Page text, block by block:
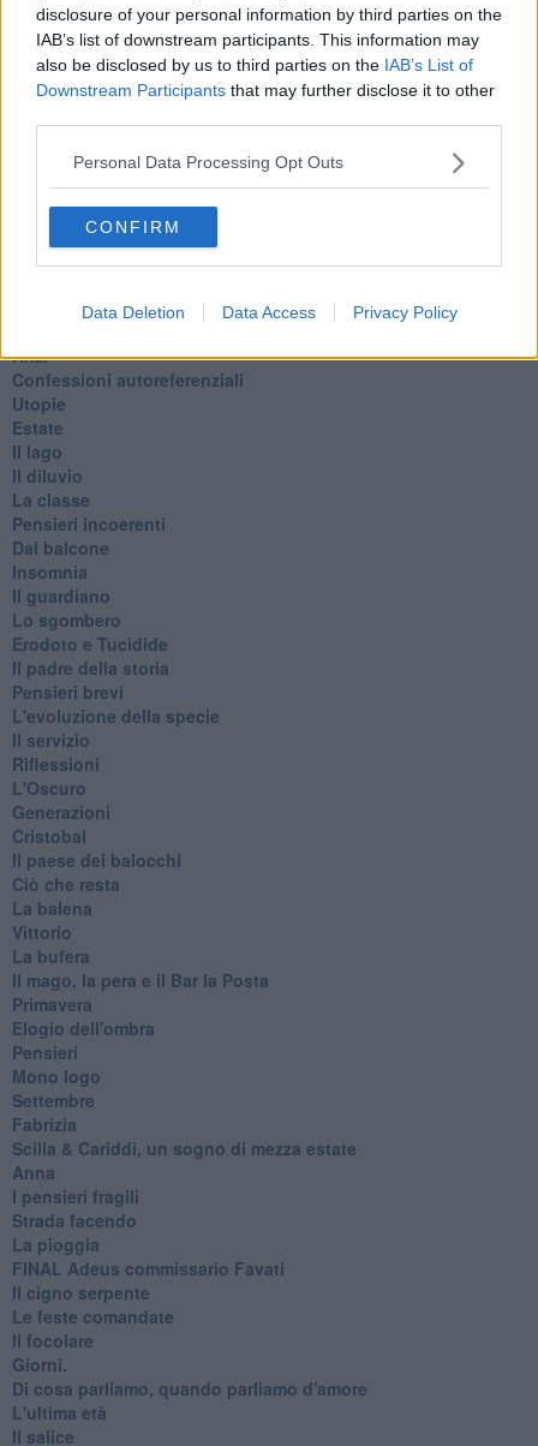
disclosure of your personal information by third parties on the
IAB’s list of downstream participants. This information may
also be disclosed by us to third parties on the IAB’s List of
Downstream Participants that may further disclose it to other
Personal Data Processing Opt Outs
CONFIRM
Data Deletion Data Access Privacy Policy
Belle lettere
25 Aprile
Todo el bien, todo el mal
Silenzio
Le stelle del jazz
Vita & morte
Auguri
Metaverso smart
Anzi
Confessioni autoreferenziali
Utopie
Estate
Il lago
Il diluvio
La classe
Pensieri incoerenti
Dal balcone
Insomnia
Il guardiano
Lo sgombero
Erodoto e Tucidide
Il padre della storia
Pensieri brevi
L'evoluzione della specie
Il servizio
Riflessioni
L'Oscuro
Generazioni
Cristobal
Il paese dei balocchi
Ciò che resta
La balena
Vittorio
La bufera
Il mago, la pera e il Bar la Posta
Primavera
Elogio dell'ombra
Pensieri
Mono logo
Settembre
Fabrizia
​Scilla & Cariddi, un sogno di mezza estate
Anna
I pensieri fragili
Strada facendo
La pioggia
FINAL Adeus commissario Favati
Il cigno serpente
Le feste comandate
Il focolare
Giorni.
Di cosa parliamo, quando parliamo d'amore
L'ultima età
Il salice